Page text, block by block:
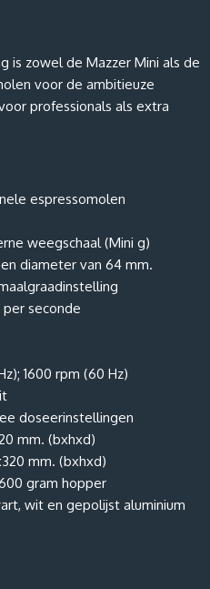
is zowel de Mazzer Mini als de
voor de ambitieuze
professionals als extra
espressomolen
weegschaal (Mini g)
diameter van 64 mm.
seconde
1600 rpm (60 Hz)
doseerinstellingen
mm. (bxhxd)
mm. (bxhxd)
gram hopper
wit en gepolijst aluminium